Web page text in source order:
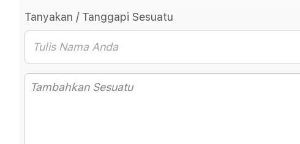
Tanyakan / Tanggapi Sesuatu